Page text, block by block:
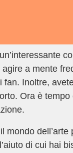
a mente
Inoltre,
Ora è
di cui hai